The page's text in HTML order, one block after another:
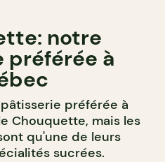
notre
préférée à
préférée à
Chouquette, mais les
qu'une de leurs
sucrées.